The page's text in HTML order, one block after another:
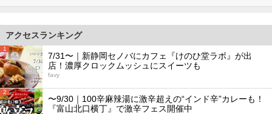
アクセスランキング
1
7/31〜｜新静岡セノバにカフェ『けのひ堂ラボ』が出
店！濃厚クロックムッシュにスイーツも
favy
2
〜9/30｜100辛麻辣湯に激辛超えの“インド辛”カレーも！
『富山北口横丁』で激辛フェス開催中